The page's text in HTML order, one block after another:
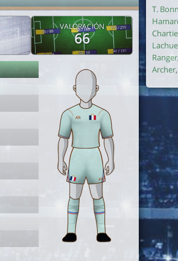
VALORACIÓN
66
T. Bonn
Ranger
Archer,